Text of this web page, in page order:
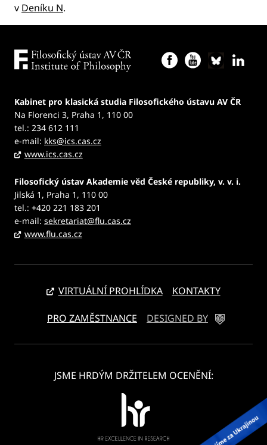
v Deníku N.
Kabinet pro klasická studia Filosofického ústavu AV ČR
Na Florenci 3, Praha 1, 110 00
tel.: 234 612 111
e-mail: kks@ics.cas.cz
www.ics.cas.cz
Filosofický ústav Akademie věd České republiky, v. v. i.
Jilská 1, Praha 1, 110 00
tel.: +420 221 183 201
e-mail: sekretariat@flu.cas.cz
www.flu.cas.cz
VIRTUÁLNÍ PROHLÍDKA KONTAKTY
PRO ZAMĚSTNANCE DESIGNED BY
JSME HRDÝM DRŽITELEM OCENĚNÍ: